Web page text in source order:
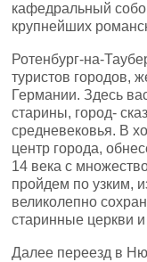
кафедральный
крупнейших
Ротенбург-на-
туристов городов,
Германии. Здесь
старины, город-
средневековья. В
центр города,
14 века с
пройдем по узким,
великолепно
старинные церкви
Далее переезд в